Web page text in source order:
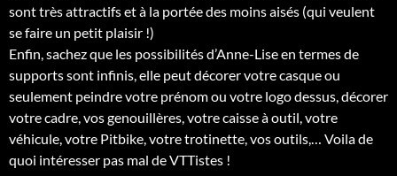
sont très attractifs et à la portée des moins aisés (qui veulent
se faire un petit plaisir !)
Enfin, sachez que les possibilités d’Anne-Lise en termes de
supports sont infinis, elle peut décorer votre casque ou
seulement peindre votre prénom ou votre logo dessus, décorer
votre cadre, vos genouillères, votre caisse à outil, votre
véhicule, votre Pitbike, votre trotinette, vos outils,… Voila de
quoi intéresser pas mal de VTTistes !